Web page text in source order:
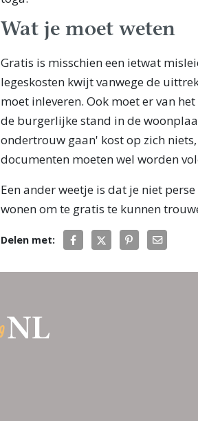
Wat je moet weten
Gratis is misschien een ietwat
legeskosten kwijt vanwege de
moet inleveren. Ook moet er van
de burgerlijke stand in de
ondertrouw gaan' kost op zich
documenten moeten wel worden
Een ander weetje is dat je niet
wonen om te gratis te kunnen
Delen met: